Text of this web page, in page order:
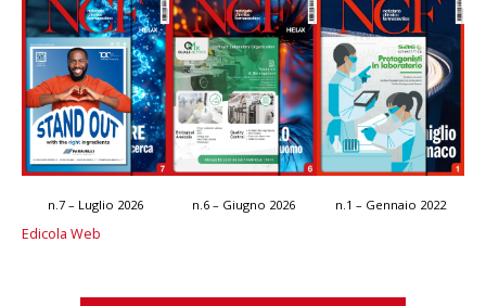
n.7 – Luglio 2026 n.6 – Giugno 2026 n.1 – Gennaio 2022
Edicola Web